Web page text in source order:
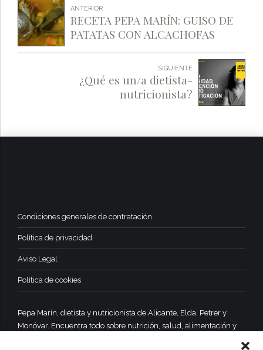
ANTERIOR
RECETA PEPA MARÍN: GUISO DE
PATATAS CON ALCACHOFAS
SIGUIENTE
¿Qué es un/a dietista-
nutricionista?
Condiciones generales de contratación
Política de privacidad
Aviso Legal
Política de cookies
Pepa Marín, dietista y nutricionista de Alicante, Elda, Petrer y
Monóvar. Encuentra todo sobre nutrición, salud, alimentación y